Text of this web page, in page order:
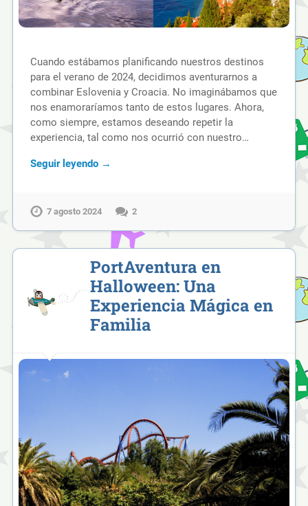
Cuando estábamos planificando nuestros destinos
para el verano de 2024, decidimos aventurarnos a
combinar Eslovenia y Croacia. No imaginábamos que
nos enamoraríamos tanto de estos lugares. Ahora,
como siempre, estamos deseando repetir la
experiencia, tal como nos ocurrió con nuestro…
Seguir leyendo →
7 agosto 2024 2
PortAventura en
Halloween: Una
Experiencia Mágica en
Familia